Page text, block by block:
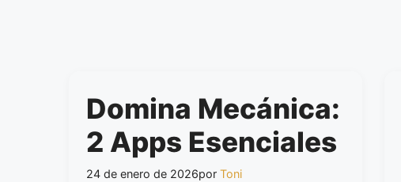
Domina Mecánica:
2 Apps Esenciales
24 de enero de 2026por Toni